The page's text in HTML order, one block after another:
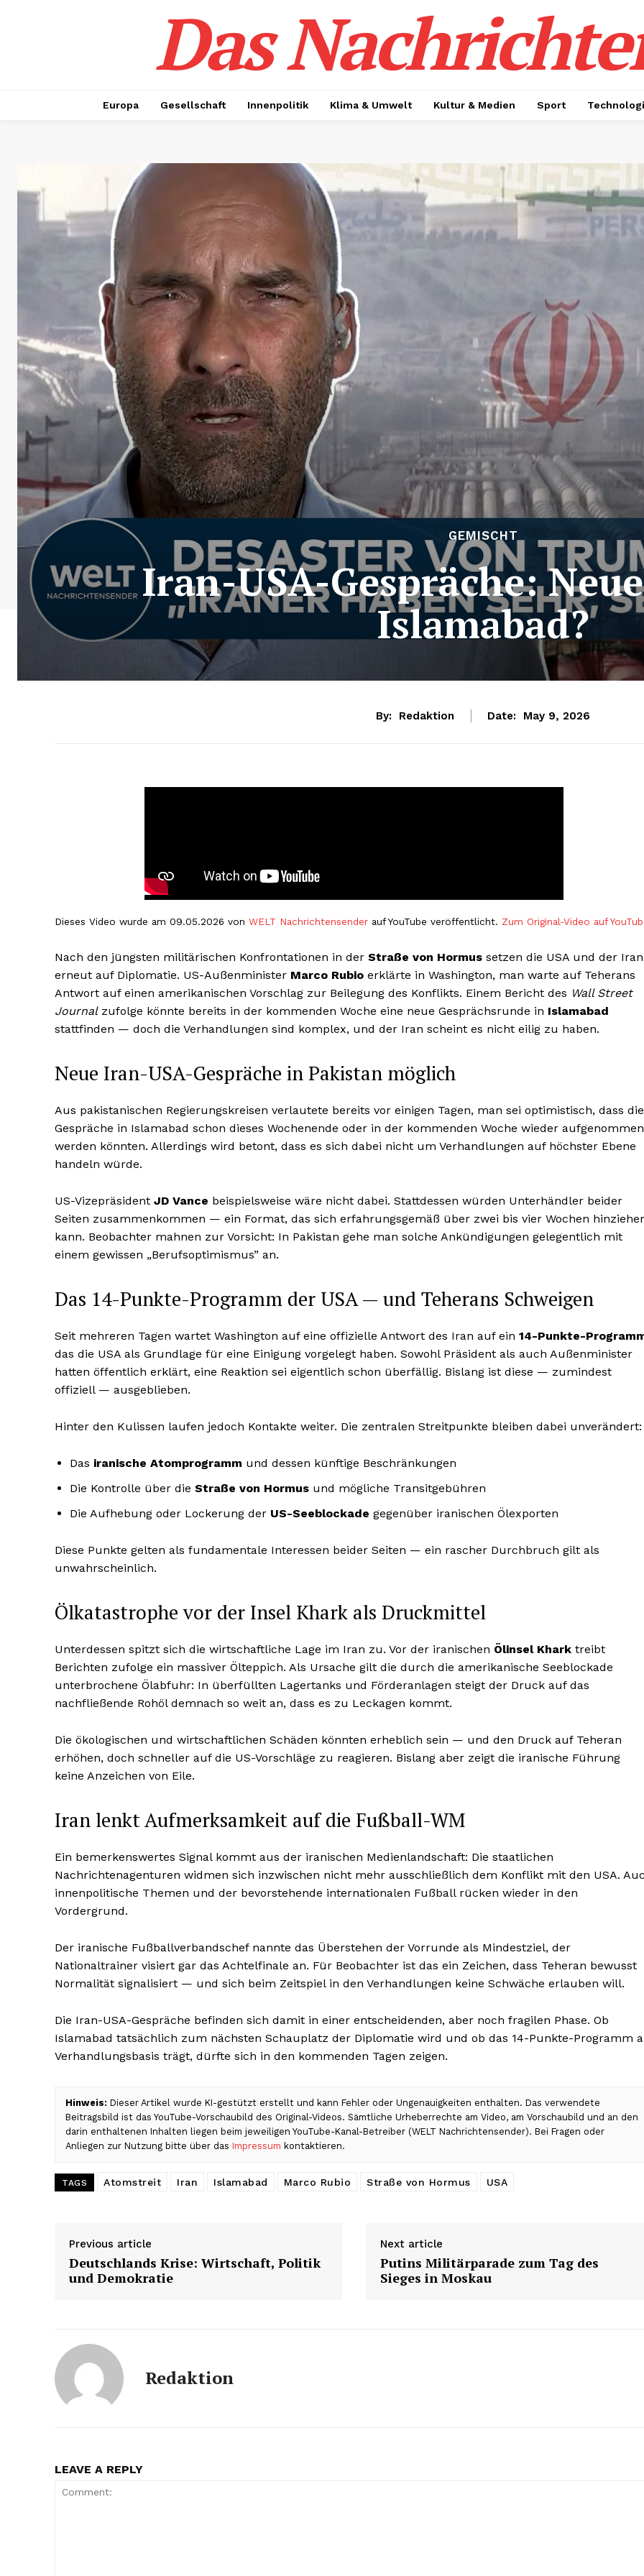
Das
Europa Gesellschaft Innenpolitik Klima & Umwelt Kultur & Medien Sport
GEMISCHT
Iran-USA-Gespräche:
Islamabad?
By: Redaktion Date: May 9, 2026
Dieses Video wurde am 09.05.2026 von WELT Nachrichtensender auf YouTube veröffentlicht. Zum Original-Video auf
Nach den jüngsten militärischen Konfrontationen in der Straße von Hormus setzen die USA und der Iran
erneut auf Diplomatie. US-Außenminister Marco Rubio erklärte in Washington, man warte auf Teherans
Antwort auf einen amerikanischen Vorschlag zur Beilegung des Konflikts. Einem Bericht des Wall Street
Journalzufolge könnte bereits in der kommenden Woche eine neue Gesprächsrunde in Islamabad
stattfinden — doch die Verhandlungen sind komplex, und der Iran scheint es nicht eilig zu haben.
Neue Iran-USA-Gespräche in Pakistan möglich
Aus pakistanischen Regierungskreisen verlautete bereits vor einigen Tagen, man sei optimistisch, dass die
Gespräche in Islamabad schon dieses Wochenende oder in der kommenden Woche wieder aufgenommen
werden könnten. Allerdings wird betont, dass es sich dabei nicht um Verhandlungen auf höchster Ebene
handeln würde.
US-Vizepräsident JD Vance beispielsweise wäre nicht dabei. Stattdessen würden Unterhändler beider
Seiten zusammenkommen — ein Format, das sich erfahrungsgemäß über zwei bis vier Wochen
kann. Beobachter mahnen zur Vorsicht: In Pakistan gehe man solche Ankündigungen gelegentlich mit
einem gewissen „Berufsoptimismus” an.
Das 14-Punkte-Programm der USA — und Teherans Schweigen
Seit mehreren Tagen wartet Washington auf eine offizielle Antwort des Iran auf ein 14-Punkte-
das die USA als Grundlage für eine Einigung vorgelegt haben. Sowohl Präsident als auch Außenminister
hatten öffentlich erklärt, eine Reaktion sei eigentlich schon überfällig. Bislang ist diese — zumindest
offiziell — ausgeblieben.
Hinter den Kulissen laufen jedoch Kontakte weiter. Die zentralen Streitpunkte bleiben dabei unverändert:
Das iranische Atomprogramm und dessen künftige Beschränkungen
Die Kontrolle über die Straße von Hormus und mögliche Transitgebühren
Die Aufhebung oder Lockerung der US-Seeblockade gegenüber iranischen Ölexporten
Diese Punkte gelten als fundamentale Interessen beider Seiten — ein rascher Durchbruch gilt als
unwahrscheinlich.
Ölkatastrophe vor der Insel Khark als Druckmittel
Unterdessen spitzt sich die wirtschaftliche Lage im Iran zu. Vor der iranischen Ölinsel Khark treibt
Berichten zufolge ein massiver Ölteppich. Als Ursache gilt die durch die amerikanische Seeblockade
unterbrochene Ölabfuhr: In überfüllten Lagertanks und Förderanlagen steigt der Druck auf das
nachfließende Rohöl demnach so weit an, dass es zu Leckagen kommt.
Die ökologischen und wirtschaftlichen Schäden könnten erheblich sein — und den Druck auf Teheran
erhöhen, doch schneller auf die US-Vorschläge zu reagieren. Bislang aber zeigt die iranische Führung
keine Anzeichen von Eile.
Iran lenkt Aufmerksamkeit auf die Fußball-WM
Ein bemerkenswertes Signal kommt aus der iranischen Medienlandschaft: Die staatlichen
Nachrichtenagenturen widmen sich inzwischen nicht mehr ausschließlich dem Konflikt mit den USA.
innenpolitische Themen und der bevorstehende internationalen Fußball rücken wieder in den
Vordergrund.
Der iranische Fußballverbandschef nannte das Überstehen der Vorrunde als Mindestziel, der
Nationaltrainer visiert gar das Achtelfinale an. Für Beobachter ist das ein Zeichen, dass Teheran bewusst
Normalität signalisiert — und sich beim Zeitspiel in den Verhandlungen keine Schwäche erlauben will.
Die Iran-USA-Gespräche befinden sich damit in einer entscheidenden, aber noch fragilen Phase. Ob
Islamabad tatsächlich zum nächsten Schauplatz der Diplomatie wird und ob das 14-Punkte-Programm
Verhandlungsbasis trägt, dürfte sich in den kommenden Tagen zeigen.
Hinweis: Dieser Artikel wurde KI-gestützt erstellt und kann Fehler oder Ungenauigkeiten enthalten. Das verwendete
Beitragsbild ist das YouTube-Vorschaubild des Original-Videos. Sämtliche Urheberrechte am Video, am Vorschaubild und an den
darin enthaltenen Inhalten liegen beim jeweiligen YouTube-Kanal-Betreiber (WELT Nachrichtensender). Bei Fragen oder
Anliegen zur Nutzung bitte über das Impressum kontaktieren.
TAGS Atomstreit Iran Islamabad Marco Rubio Straße von Hormus USA
Previous article
Deutschlands Krise: Wirtschaft, Politik
und Demokratie
Next article
Putins Militärparade zum Tag des
Sieges in Moskau
Redaktion
LEAVE A REPLY